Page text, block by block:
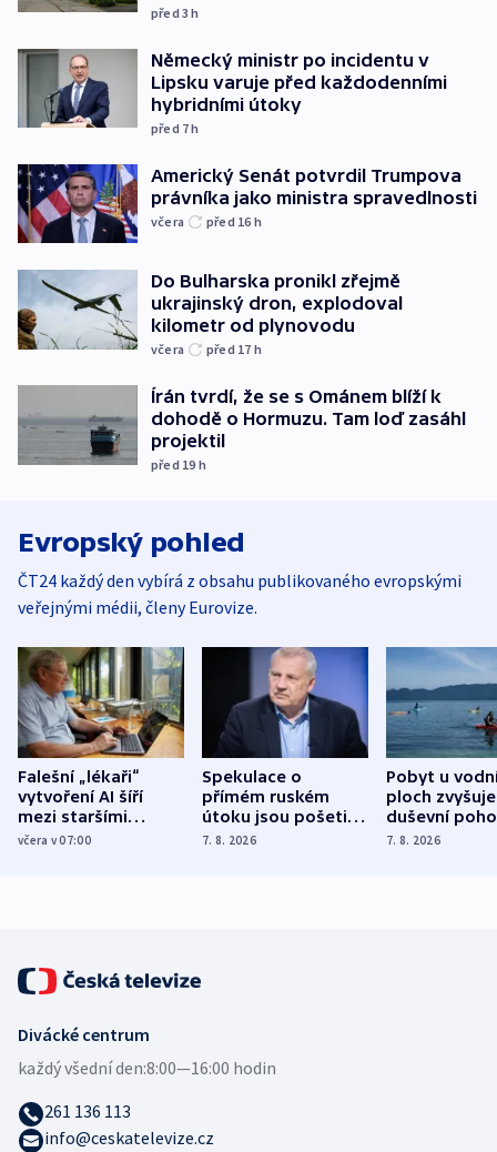
před 3h
Německý ministr po incidentu v
Lipsku varuje před každodenními
hybridními útoky
před 7h
Americký Senát potvrdil Trumpova
právníka jako ministra spravedlnosti
včera před 16 h
Do Bulharska pronikl zřejmě
ukrajinský dron, explodoval
kilometr od plynovodu
včera před 17 h
Írán tvrdí, že se s Ománem blíží k
dohodě o Hormuzu. Tam loď zasáhl
projektil
před 19 h
Evropský pohled
ČT24 každý den vybírá z obsahu publikovaného evropskými
veřejnými médii, členy Eurovize.
Falešní „lékaři“
vytvoření AI šíří
mezi staršími
Poláky nebezpečné
včera v 07:00
Spekulace o
přímém ruském
útoku jsou pošetilé,
míní estonský
7. 8. 2026
Pobyt u
ploch zvyšuje
duševní
ukázala
7. 8. 2026
Divácké centrum
každý všední den:8:00—16:00 hodin
261 136 113
info@ceskatelevize.cz